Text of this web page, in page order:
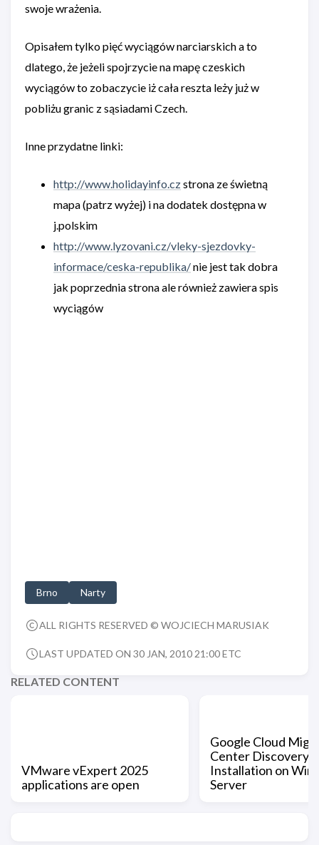
swoje wrażenia.
Opisałem tylko pięć wyciągów narciarskich a to
dlatego, że jeżeli spojrzycie na mapę czeskich
wyciągów to zobaczycie iż cała reszta leży już w
pobliżu granic z sąsiadami Czech.
Inne przydatne linki:
http://www.holidayinfo.czstrona ze świetną
mapa (patrz wyżej) i na dodatek dostępna w
j.polskim
http://www.lyzovani.cz/vleky-sjezdovky-
informace/ceska-republika/nie jest tak dobra
jak poprzednia strona ale również zawiera spis
wyciągów
Brno Narty
ALL RIGHTS RESERVED © WOJCIECH MARUSIAK
LAST UPDATED ON 30 JAN, 2010 21:00 ETC
RELATED CONTENT
VMware vExpert 2025
applications are open
Google Cloud
Center Discovery
Installation on
Server